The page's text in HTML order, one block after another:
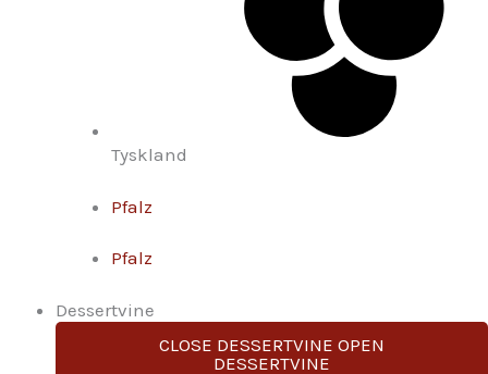
Tyskland
Pfalz
Pfalz
Dessertvine
CLOSE DESSERTVINE OPEN
DESSERTVINE